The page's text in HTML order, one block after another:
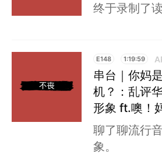
终于录制了
E148 1:19:59
串台｜你妈
机？：乱评
形象 ft.噢！
聊了聊流行
象。